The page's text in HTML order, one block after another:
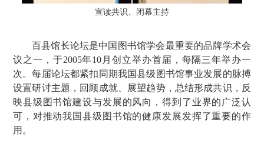
宣读共识、闭幕主持
百县馆长论坛是中国图书馆学会最重要的品牌学术会
议之一，于2005年10月创立举办首届，每隔三年举办一
次。每届论坛都紧扣同期我国县级图书馆事业发展的脉搏
设置研讨主题，回顾成就、展望趋势，总结形成共识，反
映县级图书馆建设与发展的风向，得到了业界的广泛认
可，对推动我国县级图书馆的健康发展发挥了重要的作
用。